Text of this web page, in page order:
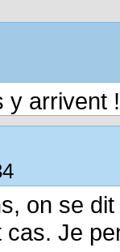
y arrivent
on se
Je